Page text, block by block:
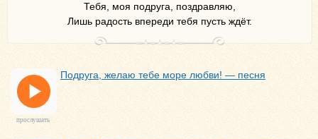
Тебя, моя подруга, поздравляю,
Лишь радость впереди тебя пусть ждёт.
Подруга, желаю тебе море любви! — песня
прослушать